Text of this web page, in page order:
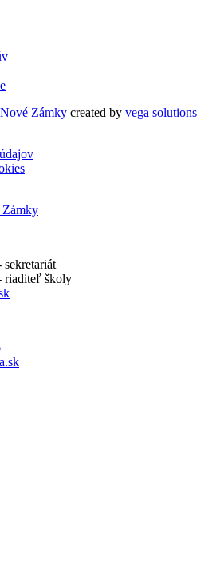
Zámky created by vega solutions
sekretariát
riaditeľ školy